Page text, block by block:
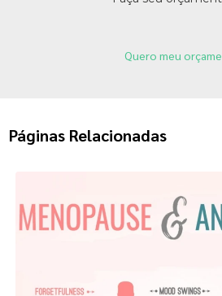
Quero meu
Páginas Relacionadas